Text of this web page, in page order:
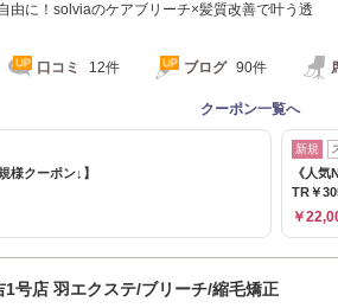
由に！solviaのケアブリーチ×髪質改善で叶う透
口コミ 12件 ブログ 90件
クーポン一覧へ
様クーポン↓】
新規
《人
TR￥
￥
号店 羽エクステ/ブリーチ/縮毛矯正